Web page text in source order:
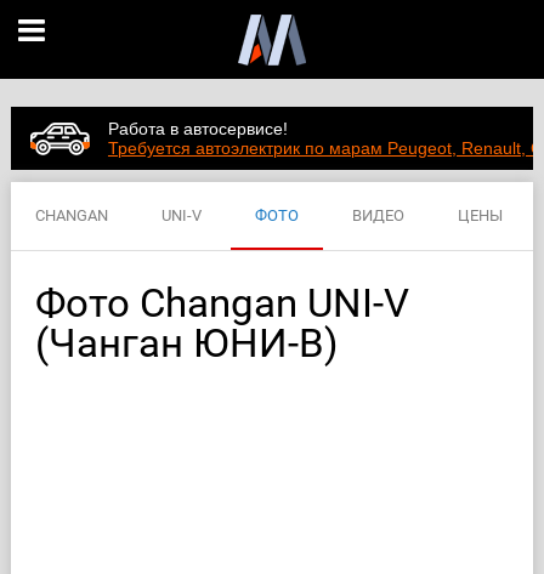
Работа в автосервисе!
Требуется автоэлектрик по марам Peugeot, Renault,
CHANGAN UNI-V ФОТО ВИДЕО ЦЕНЫ
ХАРАКТЕРИСТИКИ
Фото Changan UNI-V
(Чанган ЮНИ-В)